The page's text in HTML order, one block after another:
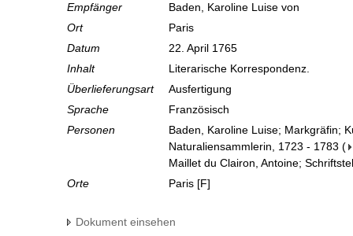
Empfänger
Baden, Karoline Luise von
Ort
Paris
Datum
22. April 1765
Inhalt
Literarische Korrespondenz.
Überlieferungsart
Ausfertigung
Sprache
Französisch
Personen
Baden, Karoline Luise; Markgräfin;
Naturaliensammlerin, 1723 - 1783 (
Maillet du Clairon, Antoine;
Orte
Paris [F]
Dokument einsehen